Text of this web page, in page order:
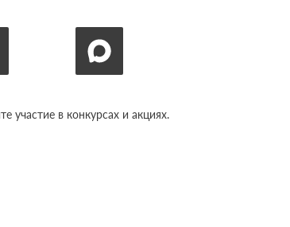
участие в конкурсах и акциях.